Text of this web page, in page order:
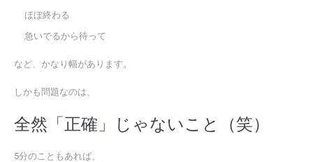
ほぼ終わる
急いでるから待って
など、かなり幅があります。
しかも問題なのは、
全然「正確」じゃないこと（笑）
5分のこともあれば、